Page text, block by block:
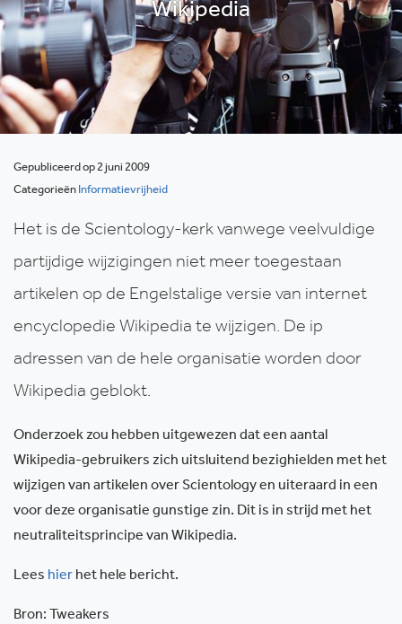
Wikipedia
Gepubliceerd op 2 juni 2009
Categorieën Informatievrijheid
Het is de Scientology-kerk vanwege veelvuldige
partijdige wijzigingen niet meer toegestaan
artikelen op de Engelstalige versie van internet
encyclopedie Wikipedia te wijzigen. De ip
adressen van de hele organisatie worden door
Wikipedia geblokt.
Onderzoek zou hebben uitgewezen dat een aantal
Wikipedia-gebruikers zich uitsluitend bezighielden met het
wijzigen van artikelen over Scientology en uiteraard in een
voor deze organisatie gunstige zin. Dit is in strijd met het
neutraliteitsprincipe van Wikipedia.
Lees hier het hele bericht.
Bron: Tweakers